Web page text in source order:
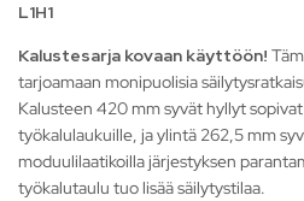
L1H1
Kalustesarja kovaan käyttöön!
tarjoamaan monipuolisia
Kalusteen 420 mm syvät hyllyt
työkalulaukuille, ja ylintä 262,5 mm
moduulilaatikoilla järjestyksen
työkalutaulu tuo lisää säilytystilaa.